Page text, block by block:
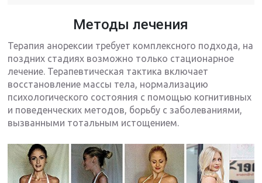
Методы лечения
Терапия анорексии требует комплексного подхода, на
поздних стадиях возможно только стационарное
лечение. Терапевтическая тактика включает
восстановление массы тела, нормализацию
психологического состояния с помощью когнитивных
и поведенческих методов, борьбу с заболеваниями,
вызванными тотальным истощением.